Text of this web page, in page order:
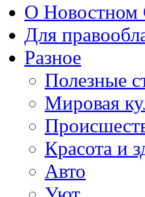
О Новостном
Для
Разное
Полезные
Мировая
Красота и
Авто